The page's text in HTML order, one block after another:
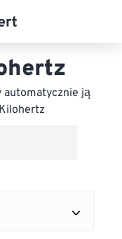
automatycznie ją